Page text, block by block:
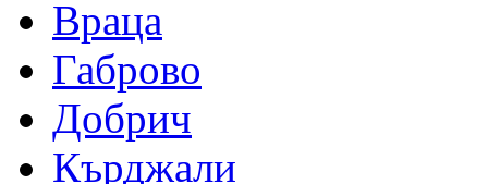
Враца
Габрово
Добрич
Кърджали